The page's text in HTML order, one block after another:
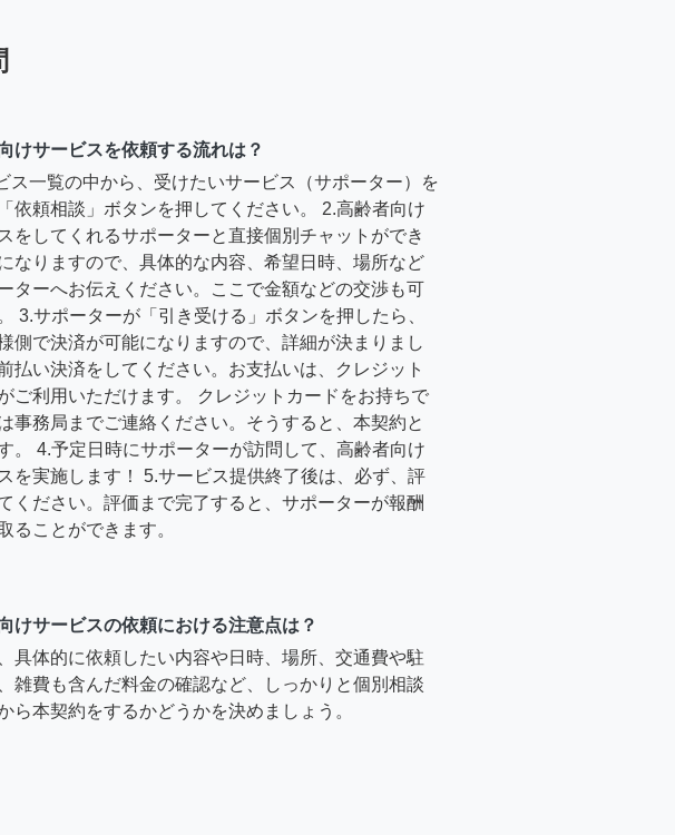
けサービスを依頼する流れは？
ス一覧の中から、受けたいサービス（サポーター）を
依頼相談」ボタンを押してください。 2.高齢者向け
をしてくれるサポーターと直接個別チャットができ
なりますので、具体的な内容、希望日時、場所など
ターへお伝えください。ここで金額などの交渉も可
3.サポーターが「引き受ける」ボタンを押したら、
側で決済が可能になりますので、詳細が決まりまし
払い決済をしてください。お支払いは、クレジット
ご利用いただけます。 クレジットカードをお持ちで
事務局までご連絡ください。そうすると、本契約と
。 4.予定日時にサポーターが訪問して、高齢者向け
を実施します！ 5.サービス提供終了後は、必ず、評
ください。評価まで完了すると、サポーターが報酬
ることができます。
けサービスの依頼における注意点は？
具体的に依頼したい内容や日時、場所、交通費や駐
雑費も含んだ料金の確認など、しっかりと個別相談
ら本契約をするかどうかを決めましょう。